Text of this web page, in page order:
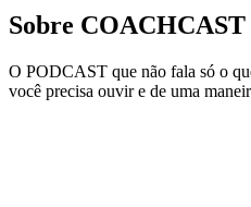
Sobre
O PODCAST que não fala só o
você precisa ouvir e de uma